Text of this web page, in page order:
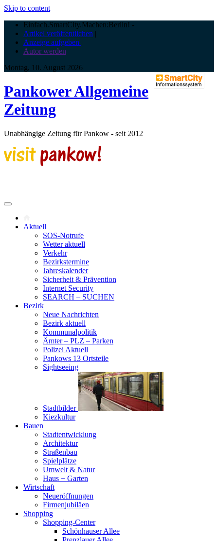
Skip to content
Einfach.SmartCity.Machen:Berlin! -
Artikel veröffentlichen |
Anzeige aufgeben |
Autor werden
Montag, 10. August 2026
Pankower Allgemeine
Zeitung
Unabhängige Zeitung für Pankow - seit 2012
Aktuell
SOS-Notrufe
Wetter aktuell
Verkehr
Bezirkstermine
Jahreskalender
Sicherheit & Prävention
Internet Security
SEARCH – SUCHEN
Bezirk
Neue Nachrichten
Bezirk aktuell
Kommunalpolitik
Ämter – PLZ – Parken
Polizei Aktuell
Pankows 13 Ortsteile
Sightseeing
Stadtbilder
Kiezkultur
Bauen
Stadtentwicklung
Architektur
Straßenbau
Spielplätze
Umwelt & Natur
Haus + Garten
Wirtschaft
Neueröffnungen
Firmenjubiläen
Shopping
Shopping-Center
Schönhauser Allee